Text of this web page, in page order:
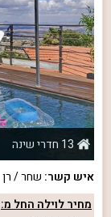
13 חדרי שינה
איש קשר: שחר / רן
מחיר לוילה החל מ: